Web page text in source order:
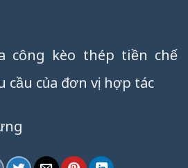
công kèo thép tiền chế
cầu của đơn vị hợp tác